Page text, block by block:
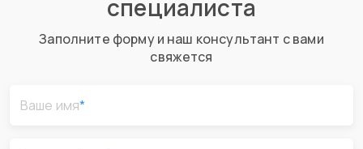
специалиста
Заполните форму и наш консультант с вами
свяжется
Ваше имя*